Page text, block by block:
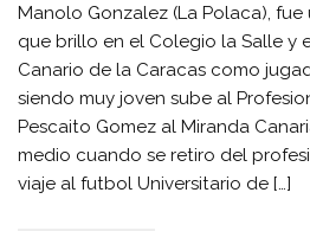
Manolo Gonzalez (La Polaca),
que brillo en el Colegio la Salle y
Canario de la Caracas como
siendo muy joven sube al
Pescaito Gomez al Miranda
medio cuando se retiro del
viaje al futbol Universitario de […]